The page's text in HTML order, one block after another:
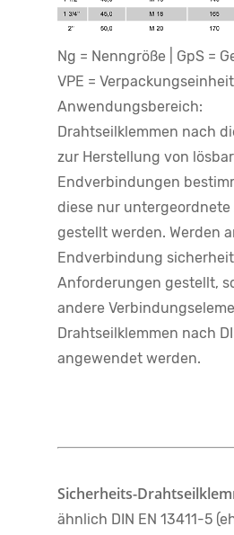
Ng = Nenngröße | GpS =
VPE =
Anwendungsbereich:
Drahtseilklemmen nach
zur Herstellung von
Endverbindungen
diese nur
gestellt werden. Werden
Endverbindung
Anforderungen gestellt,
andere
Drahtseilklemmen nach
angewendet werden.
Sicherheits-
ähnlich DIN EN 13411-5